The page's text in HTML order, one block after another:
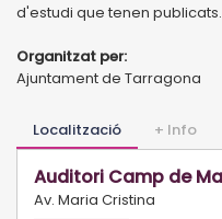
d'estudi que tenen publicats.
Organitzat per:
Ajuntament de Tarragona
Localització + Info
Auditori Camp de
Av. Maria Cristina